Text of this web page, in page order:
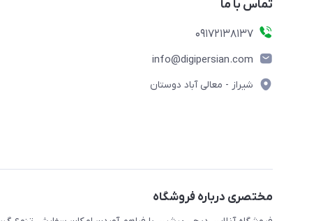
تماس با ما
09172138137
info@digipersian.com
شیراز - معالی آباد دوستان
مختصری درباره فروشگاه